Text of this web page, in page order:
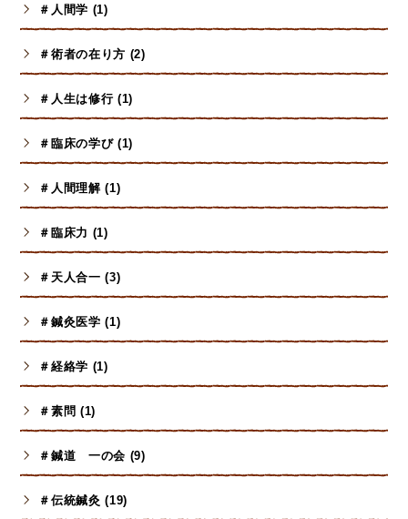
＃人間学 (1)
＃術者の在り方 (2)
＃人生は修行 (1)
＃臨床の学び (1)
＃人間理解 (1)
＃臨床力 (1)
＃天人合一 (3)
＃鍼灸医学 (1)
＃経絡学 (1)
＃素問 (1)
＃鍼道 一の会 (9)
＃伝統鍼灸 (19)